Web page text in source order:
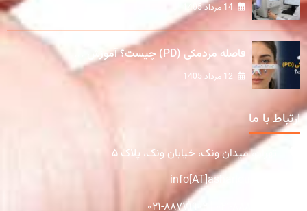
فاصله مردمکی (PD) چیست؟ آموزش ...
ارتباط با ما
تهران، میدان ونک، خیابان ونک، پلاک ۵
info[AT]asharlous.com